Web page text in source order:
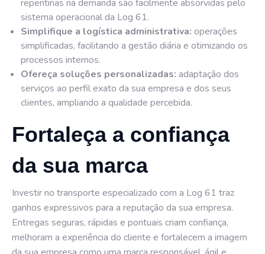
repentinas na demanda são facilmente absorvidas pelo
sistema operacional da Log 61.
Simplifique a logística administrativa: operações
simplificadas, facilitando a gestão diária e otimizando os
processos internos.
Ofereça soluções personalizadas: adaptação dos
serviços ao perfil exato da sua empresa e dos seus
clientes, ampliando a qualidade percebida.
Fortaleça a confiança
da sua marca
Investir no transporte especializado com a Log 61 traz
ganhos expressivos para a reputação da sua empresa.
Entregas seguras, rápidas e pontuais criam confiança,
melhoram a experiência do cliente e fortalecem a imagem